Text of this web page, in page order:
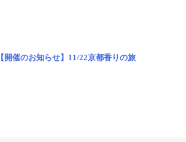
【開催のお知らせ】11/22京都香りの旅